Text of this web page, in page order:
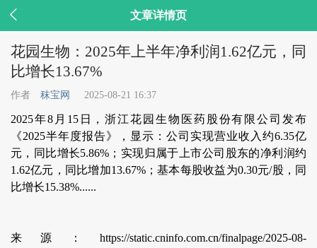
 文章详情页
花园生物：2025年上半年净利润1.62亿元，同
比增长13.67%
作者 秣宝网 2025-08-21 16:37
2025年8月15日，浙江花园生物医药股份有限公司发布
《2025半年度报告》，显示：公司实现营业收入约6.35亿
元，同比增长5.86%；实现归属于上市公司股东的净利润约
1.62亿元，同比增加13.67%；基本每股收益为0.30元/股，同
比增长15.38%......
来源：https://static.cninfo.com.cn/finalpage/2025-08-